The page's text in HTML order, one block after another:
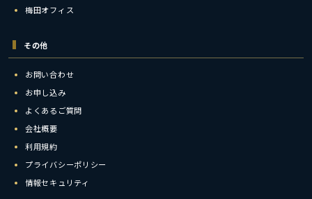
梅田オフィス
その他
お問い合わせ
お申し込み
よくあるご質問
会社概要
利用規約
プライバシーポリシー
情報セキュリティ